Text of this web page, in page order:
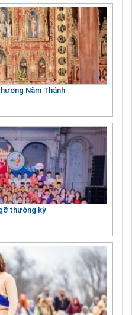
Năm Thánh
thường kỳ